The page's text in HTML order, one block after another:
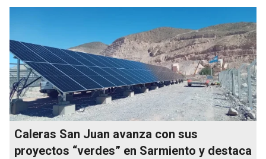
Caleras San Juan avanza con sus
proyectos “verdes” en Sarmiento y destaca